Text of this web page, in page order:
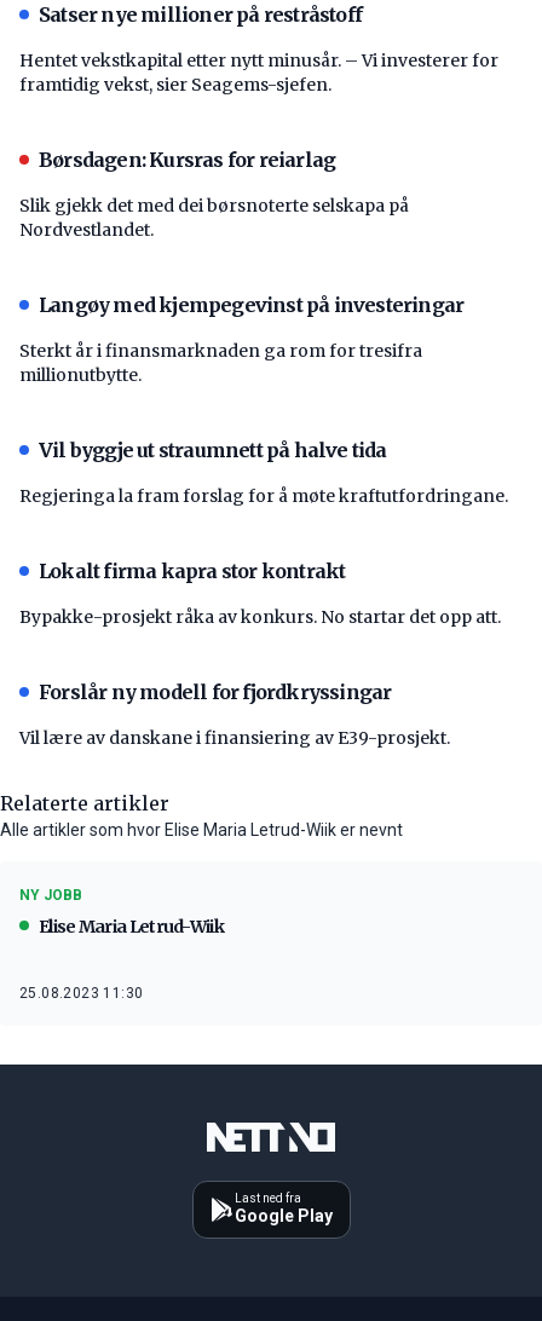
Satser nye millioner på restråstoff
Hentet vekstkapital etter nytt minusår. – Vi investerer for
framtidig vekst, sier Seagems-sjefen.
Børsdagen: Kursras for reiarlag
Slik gjekk det med dei børsnoterte selskapa på
Nordvestlandet.
Langøy med kjempegevinst på investeringar
Sterkt år i finansmarknaden ga rom for tresifra
millionutbytte.
Vil byggje ut straumnett på halve tida
Regjeringa la fram forslag for å møte kraftutfordringane.
Lokalt firma kapra stor kontrakt
Bypakke-prosjekt råka av konkurs. No startar det opp att.
Forslår ny modell for fjordkryssingar
Vil lære av danskane i finansiering av E39-prosjekt.
Relaterte artikler
Alle artikler som hvor Elise Maria Letrud-Wiik er nevnt
NY JOBB
Elise Maria Letrud-Wiik
25.08.2023 11:30
Last ned fra
Google Play